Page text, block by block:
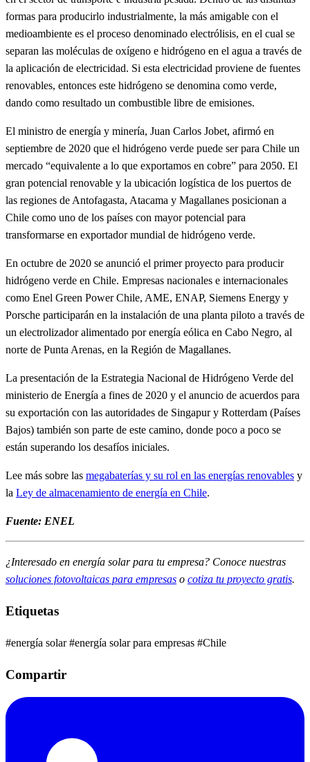
formas para producirlo industrialmente, la más amigable con el
medioambiente es el proceso denominado electrólisis, en el cual se
separan las moléculas de oxígeno e hidrógeno en el agua a través de
la aplicación de electricidad. Si esta electricidad proviene de fuentes
renovables, entonces este hidrógeno se denomina como verde,
dando como resultado un combustible libre de emisiones.
El ministro de energía y minería, Juan Carlos Jobet, afirmó en
septiembre de 2020 que el hidrógeno verde puede ser para Chile un
mercado “equivalente a lo que exportamos en cobre” para 2050. El
gran potencial renovable y la ubicación logística de los puertos de
las regiones de Antofagasta, Atacama y Magallanes posicionan a
Chile como uno de los países con mayor potencial para
transformarse en exportador mundial de hidrógeno verde.
En octubre de 2020 se anunció el primer proyecto para producir
hidrógeno verde en Chile. Empresas nacionales e internacionales
como Enel Green Power Chile, AME, ENAP, Siemens Energy y
Porsche participarán en la instalación de una planta piloto a través de
un electrolizador alimentado por energía eólica en Cabo Negro, al
norte de Punta Arenas, en la Región de Magallanes.
La presentación de la Estrategia Nacional de Hidrógeno Verde del
ministerio de Energía a fines de 2020 y el anuncio de acuerdos para
su exportación con las autoridades de Singapur y Rotterdam (Países
Bajos) también son parte de este camino, donde poco a poco se
están superando los desafíos iniciales.
Lee más sobre las megabaterías y su rol en las energías renovables y
la Ley de almacenamiento de energía en Chile.
Fuente: ENEL
¿Interesado en energía solar para tu empresa? Conoce nuestras
soluciones fotovoltaicas para empresas o cotiza tu proyecto gratis.
Etiquetas
#energía solar#energía solar para empresas #Chile
Compartir